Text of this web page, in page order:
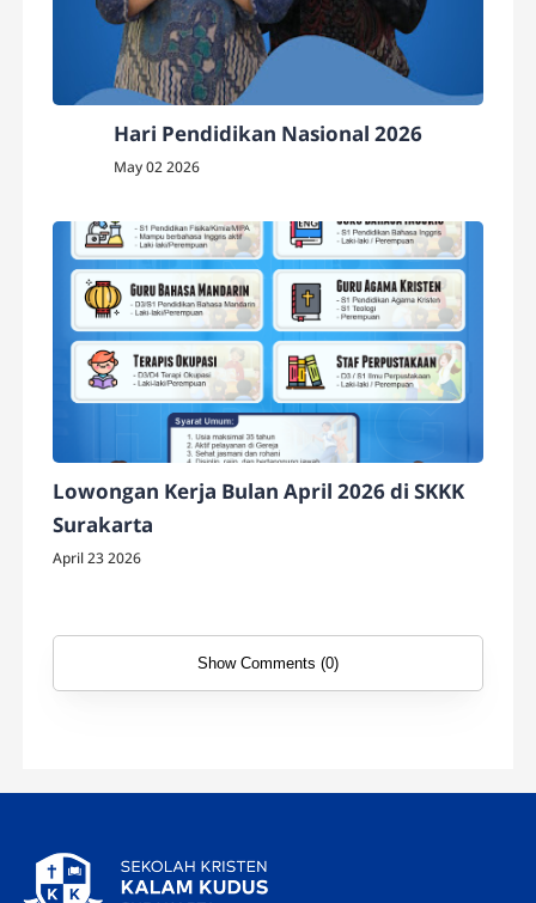
Hari Pendidikan Nasional 2026
May 02 2026
Lowongan Kerja Bulan April 2026 di SKKK
Surakarta
April 23 2026
Show Comments (0)